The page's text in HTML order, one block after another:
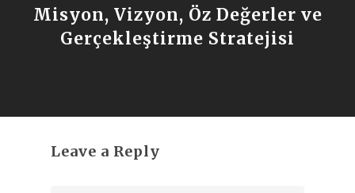
Misyon, Vizyon, Öz Değerler ve
Gerçekleştirme Stratejisi
Leave a Reply